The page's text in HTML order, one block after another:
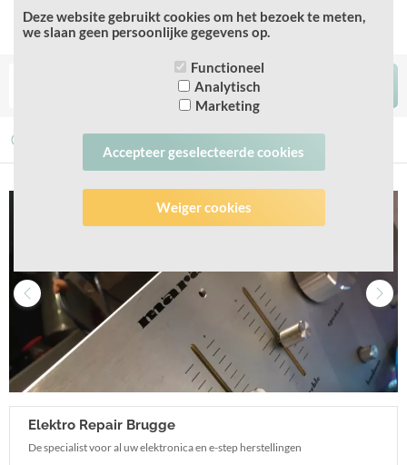
Veilige betaling
Snelle service
Snel herstel
Elektro Repair Brugge
De specialist voor al uw elektronica en e-step herstellingen
Deze website gebruikt cookies om het bezoek te meten,
we slaan geen persoonlijke gegevens op.
Functioneel
Analytisch
Marketing
Accepteer geselecteerde cookies
Weiger cookies